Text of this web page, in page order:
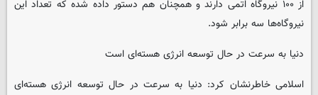
از ۱۰۰ نیروگاه اتمی دارند و همچنان هم دستور داده شده که تعداد این
نیروگاه‌ها سه برابر شود.
دنیا به سرعت در حال توسعه انرژی هسته‌ای است
اسلامی خاطرنشان کرد: دنیا به سرعت در حال توسعه انرژی هسته‌ای